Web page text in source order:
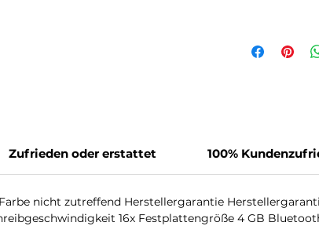
Zufrieden oder erstattet 100%
nicht zutreffend Herstellergarantie
16x Festplattengröße 4 GB